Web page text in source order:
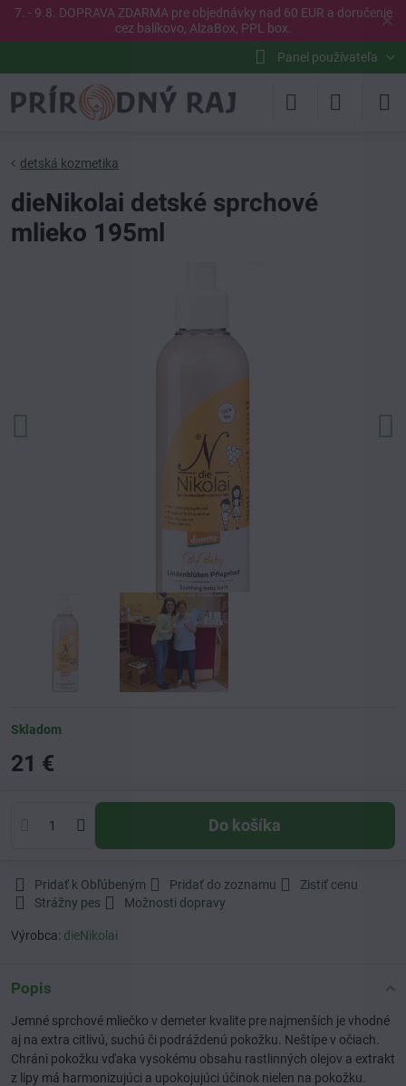
✕
7. - 9.8. DOPRAVA ZDARMA pre objednávky nad 60 EUR a doručenie
cez balíkovo, AlzaBox, PPL box.
Panel používateľa
detská kozmetika
dieNikolai detské sprchové
mlieko 195ml
Skladom
21 €
Do košíka
Pridať k Obľúbeným Pridať do zoznamu
Zistiť cenu
Strážny pes
Možnosti dopravy
Výrobca: dieNikolai
Popis
Jemné sprchové mliečko v demeter kvalite pre najmenších je vhodné
aj na extra citlivú, suchú či podráždenú pokožku. Neštípe v očiach.
Chráni pokožku vďaka vysokému obsahu rastlinných olejov a extrakt
z lipy má harmonizujúci a upokojujúci účinok nielen na pokožku.